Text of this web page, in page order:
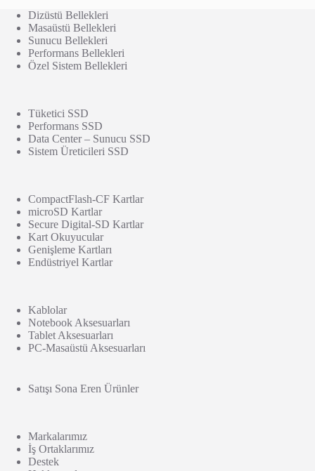
Dizüstü Bellekleri
Masaüstü Bellekleri
Sunucu Bellekleri
Performans Bellekleri
Özel Sistem Bellekleri
Tüketici SSD
Performans SSD
Data Center – Sunucu SSD
Sistem Üreticileri SSD
CompactFlash-CF Kartlar
microSD Kartlar
Secure Digital-SD Kartlar
Kart Okuyucular
Genişleme Kartları
Endüstriyel Kartlar
Kablolar
Notebook Aksesuarları
Tablet Aksesuarları
PC-Masaüstü Aksesuarları
Satışı Sona Eren Ürünler
Markalarımız
İş Ortaklarımız
Destek